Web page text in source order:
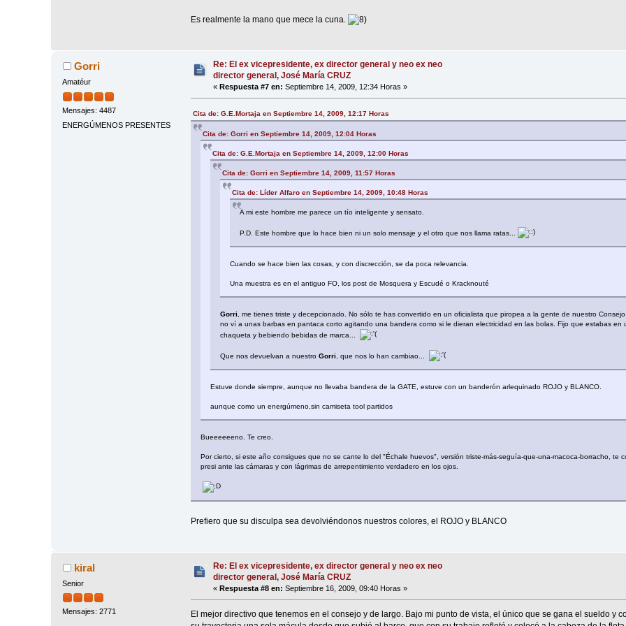
Es realmente la mano que mece la cuna.
Gorri
Amatéur
Mensajes: 4487
ENERGÚMENOS PRESENTES
Re: El ex vicepresidente, ex director general y neo ex neo
director general, José María CRUZ
« Respuesta #7 en: Septiembre 14, 2009, 12:34 Horas »
Cita de: G.E.Mortaja en Septiembre 14, 2009, 12:17 Horas
Cita de: Gorri en Septiembre 14, 2009, 12:04 Horas
Cita de: G.E.Mortaja en Septiembre 14, 2009, 12:00 Horas
Cita de: Gorri en Septiembre 14, 2009, 11:57 Horas
Cita de: Líder Alfaro en Septiembre 14, 2009, 10:48 Horas
A mi este hombre me parece un tío inteligente y sensato.
P.D. Este hombre que lo hace bien ni un solo mensaje y el otro que nos llama ratas...
Cuando se hace bien las cosas, y con discrección, se da poca relevancia.
Una muestra es en el antiguo FO, los post de Mosquera y Escudé o Kracknouté
Gorri , me tienes triste y decepcionado. No sólo te has convertido en un oficialista que piropea a la gente de nuestro
no ví a unas barbas en pantaca corto agitando una bandera como si le dieran electricidad en las bolas. Fijo que estabas en
chaqueta y bebiendo bebidas de marca...
Que nos devuelvan a nuestro Gorri , que nos lo han cambiao...
Estuve donde siempre, aunque no llevaba bandera de la GATE, estuve con un banderón arlequinado ROJO y BLANCO.
aunque como un energúmeno,sin camiseta tool partidos
Bueeeeeeno. Te creo.
Por cierto, si este año consigues que no se cante lo del "Échale huevos", versión triste-más-seguía-que-una-macoca-borracho, te
presi ante las cámaras y con lágrimas de arrepentimiento verdadero en los ojos.
Prefiero que su disculpa sea devolviéndonos nuestros colores, el ROJO y BLANCO
kiral
Senior
Mensajes: 2771
Re: El ex vicepresidente, ex director general y neo ex neo
director general, José María CRUZ
«Respuesta #8 en: Septiembre 16, 2009, 09:40 Horas »
El mejor directivo que tenemos en el consejo y de largo. Bajo mi punto de vista, el único que se gana el sueldo y